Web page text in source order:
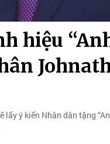
hiệu
ý kiến Nhân dân tặng